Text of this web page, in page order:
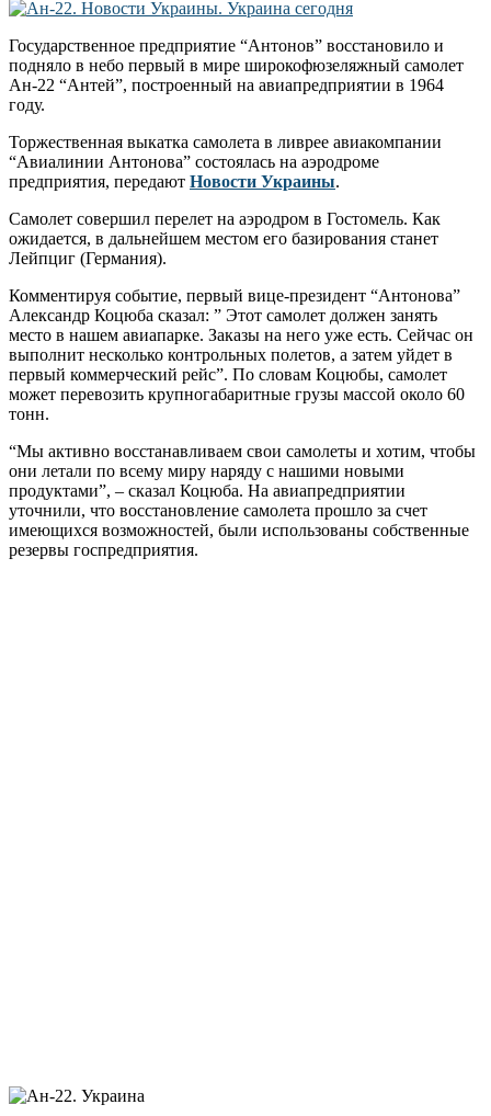
Государственное предприятие “Антонов” восстановило и
подняло в небо первый в мире широкофюзеляжный самолет
Ан-22 “Антей”, построенный на авиапредприятии в 1964
году.
Торжественная выкатка самолета в ливрее авиакомпании
“Авиалинии Антонова” состоялась на аэродроме
предприятия, передают Новости Украины.
Самолет совершил перелет на аэродром в Гостомель. Как
ожидается, в дальнейшем местом его базирования станет
Лейпциг (Германия).
Комментируя событие, первый вице-президент “Антонова”
Александр Коцюба сказал: ” Этот самолет должен занять
место в нашем авиапарке. Заказы на него уже есть. Сейчас он
выполнит несколько контрольных полетов, а затем уйдет в
первый коммерческий рейс”. По словам Коцюбы, самолет
может перевозить крупногабаритные грузы массой около 60
тонн.
“Мы активно восстанавливаем свои самолеты и хотим, чтобы
они летали по всему миру наряду с нашими новыми
продуктами”, – сказал Коцюба. На авиапредприятии
уточнили, что восстановление самолета прошло за счет
имеющихся возможностей, были использованы собственные
резервы госпредприятия.